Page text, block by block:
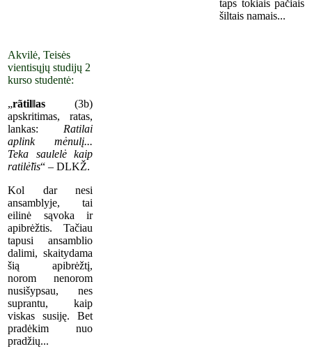
taps tokiais pačiais
šiltais namais...
Akvilė, Teisės
vientisųjų studijų 2
kurso studentė:
„rãtil‖as (3b)
apskritimas, ratas,
lankas: Ratilai
aplink mėnulį...
Teka saulelė kaip
ratilė̃lis“ – DLKŽ.
Kol dar nesi
ansamblyje, tai
eilinė sąvoka ir
apibrėžtis. Tačiau
tapusi ansamblio
dalimi, skaitydama
šią apibrėžtį,
norom nenorom
nusišypsau, nes
suprantu, kaip
viskas susiję. Bet
pradėkim nuo
pradžių...